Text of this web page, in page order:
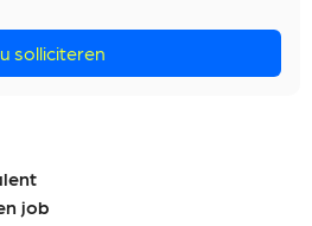
solliciteren
job